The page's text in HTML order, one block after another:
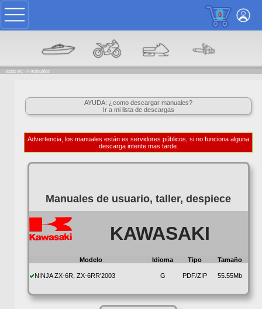
0
estas en: -> manuales
AYUDA: ¿como descargar manuales?
Ir a mi lista de descargas
Advertencia, los manuales están es servidores públicos, si no funciona alguna
descarga intente mas tarde.
Manuales de usuario, taller, despiece
KAWASAKI
Modelo Idioma Tipo Tamaño
NINJA ZX-6R, ZX-6RR'2003 G PDF/ZIP 55.55Mb